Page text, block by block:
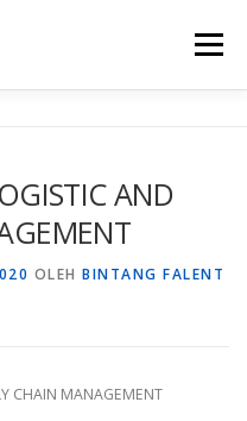
Menu
EVALUASI
AND
OLEH BINTANG FALENT
CHAIN MANAGEMENT